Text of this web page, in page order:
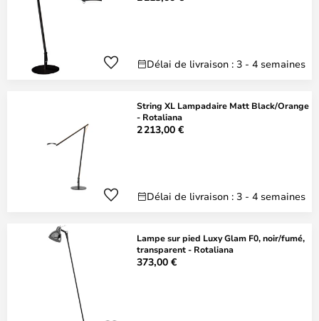
Délai de livraison : 3 - 4 semaines
String XL Lampadaire Matt Black/Orange
- Rotaliana
2 213,00 €
Délai de livraison : 3 - 4 semaines
Lampe sur pied Luxy Glam F0, noir/fumé,
transparent - Rotaliana
373,00 €